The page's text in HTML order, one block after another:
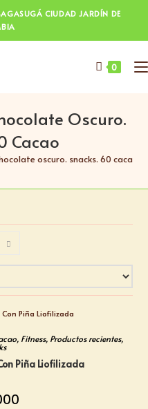
CIUDAD JARDÍN DE
0
Oscuro.
Cacao
oscuro. snacks. 60 cacao
, Fitness, Productos recientes,
Piña Liofilizada